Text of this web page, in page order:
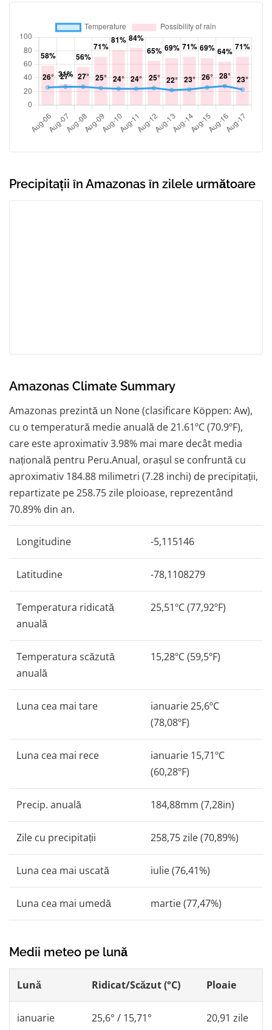
Precipitații în Amazonas în zilele următoare
Amazonas Climate Summary
Amazonas prezintă un None (clasificare Köppen: Aw),
cu o temperatură medie anuală de 21.61ºC (70.9ºF),
care este aproximativ 3.98% mai mare decât media
națională pentru Peru.Anual, orașul se confruntă cu
aproximativ 184.88 milimetri (7.28 inchi) de precipitații,
repartizate pe 258.75 zile ploioase, reprezentând
70.89% din an.
Longitudine -5,115146
Latitudine -78,1108279
Temperatura ridicată
anuală
25,51ºC (77,92ºF)
Temperatura scăzută
anuală
15,28ºC (59,5ºF)
Luna cea mai tare
ianuarie 25,6ºC
(78,08ºF)
Luna cea mai rece
ianuarie 15,71ºC
(60,28ºF)
Precip. anuală 184,88mm (7,28in)
Zile cu precipitații 258,75 zile (70,89%)
Luna cea mai uscată iulie (76,41%)
Luna cea mai umedă martie (77,47%)
Medii meteo pe lună
Lună Ridicat/Scăzut (°C) Ploaie
ianuarie 25,6° / 15,71° 20,91 zile